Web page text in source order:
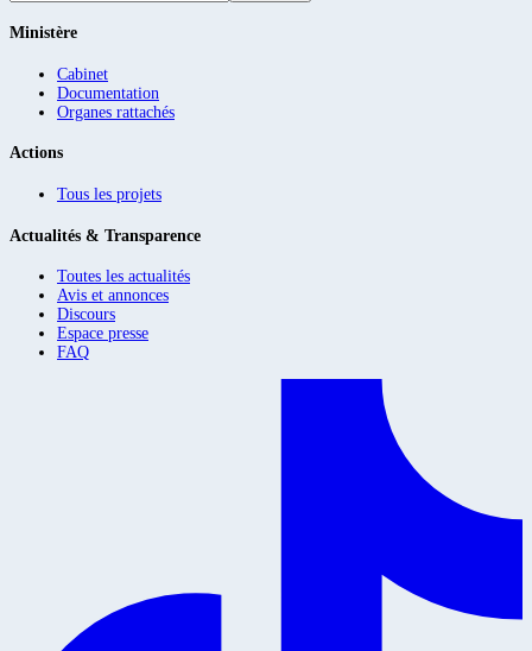
Ministère
Cabinet
Documentation
Organes rattachés
Actions
Tous les projets
Actualités & Transparence
Toutes les actualités
Avis et annonces
Discours
Espace presse
FAQ